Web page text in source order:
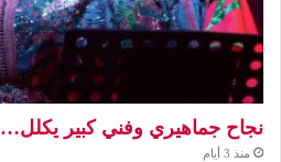
نجاح جماهيري وفني كبير يكلل…
منذ 3 أيام